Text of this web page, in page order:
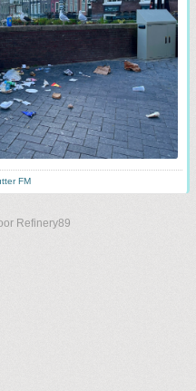
FM
Refinery89